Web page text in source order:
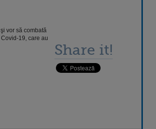
vor să combată
19, care au
Share it!